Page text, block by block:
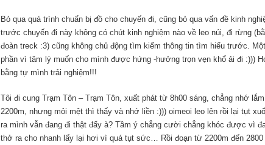
Bỏ qua quá trình chuẩn bị đồ cho chuyến đi, cũng bỏ qua vấn đề kinh
trước chuyến đi này không có chút kinh nghiệm nào về leo núi, đi rừng
đoàn treck :3) cũng không chủ động tìm kiếm thông tin tìm hiểu trước.
phần vì tâm lý muốn cho mình được hứng -hưởng trọn vẹn khổ ải đi :)))
bằng tự mình trải nghiệm!!!
Tôi đi cung Trạm Tôn – Trạm Tôn, xuất phát từ 8h00 sáng, chẳng nhớ
2200m, nhưng mỏi mệt thì thấy và nhớ liền :))) oimeoi leo lên rồi lại tụt
ra mình vẫn đang đi thật đấy à? Tầm ý chẳng cười chẳng khóc được vì
thở ra cho nhanh lấy lại hơi vì quá tụt sức… Rồi đoạn từ 2200m đến